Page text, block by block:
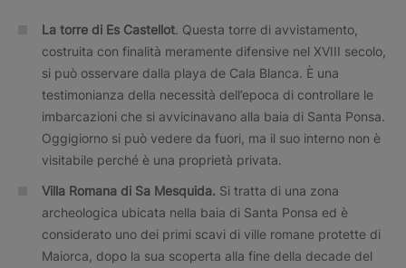
La torre di Es Castellot. Questa torre di avvistamento,
costruita con finalità meramente difensive nel XVIII secolo,
si può osservare dalla playa de Cala Blanca. È una
testimonianza della necessità dell’epoca di controllare le
imbarcazioni che si avvicinavano alla baia di Santa Ponsa.
Oggigiorno si può vedere da fuori, ma il suo interno non è
visitabile perché è una proprietà privata.
Villa Romana di Sa Mesquida. Si tratta di una zona
archeologica ubicata nella baia di Santa Ponsa ed è
considerato uno dei primi scavi di ville romane protette di
Maiorca, dopo la sua scoperta alla fine della decade del